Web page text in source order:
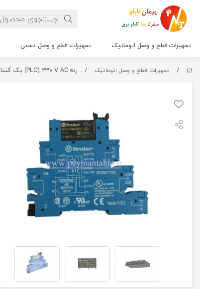
تجهیزات قطع و وصل اتوماتیک تجهیزات قطع و وصل دستی
/ تجهیزات قطع و وصل اتوماتیک / رله PLC) 230 V AC) یک کنتاکت (Finder(38.51